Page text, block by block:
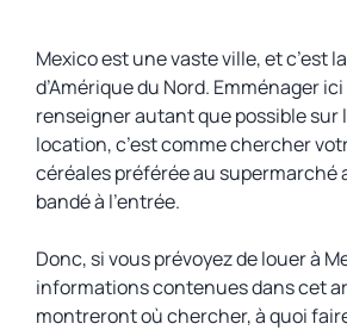
Mexico est une vaste ville, et c’est
d’Amérique du Nord. Emménager
renseigner autant que possible sur
location, c’est comme chercher
céréales préférée au supermarché
bandé à l’entrée.
Donc, si vous prévoyez de louer à
informations contenues dans cet
montreront où chercher, à quoi